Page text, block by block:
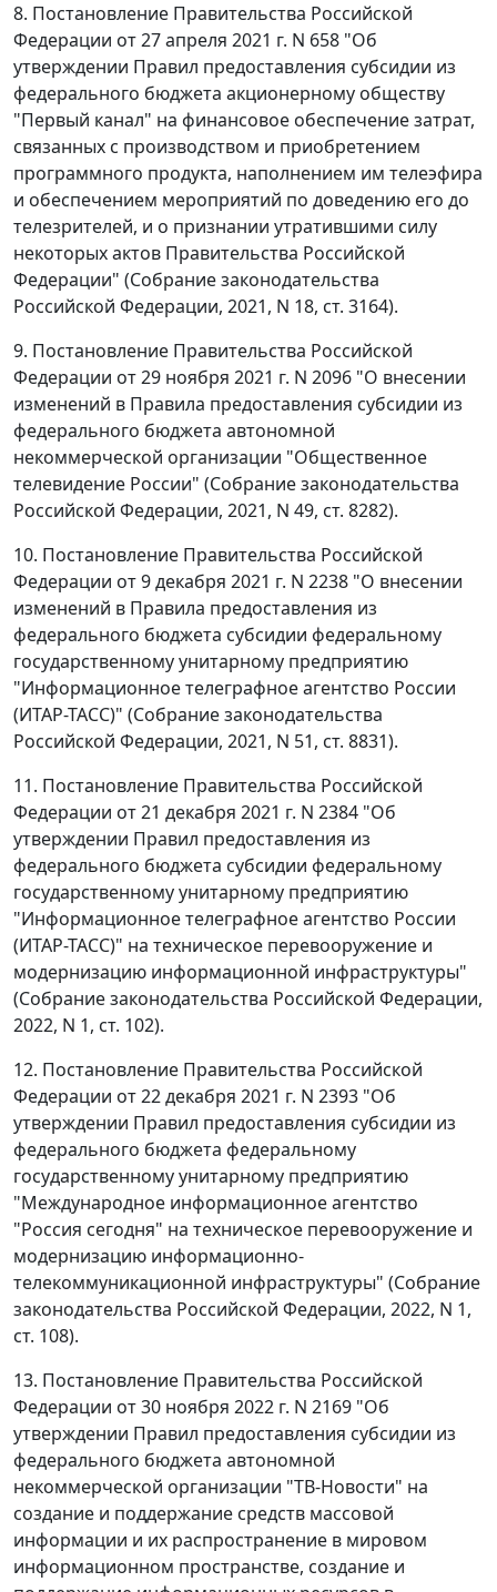
8. Постановление Правительства Российской
Федерации от 27 апреля 2021 г. N 658 "Об
утверждении Правил предоставления субсидии из
федерального бюджета акционерному обществу
"Первый канал" на финансовое обеспечение затрат,
связанных с производством и приобретением
программного продукта, наполнением им телеэфира
и обеспечением мероприятий по доведению его до
телезрителей, и о признании утратившими силу
некоторых актов Правительства Российской
Федерации" (Собрание законодательства
Российской Федерации, 2021, N 18, ст. 3164).
9. Постановление Правительства Российской
Федерации от 29 ноября 2021 г. N 2096 "О внесении
изменений в Правила предоставления субсидии из
федерального бюджета автономной
некоммерческой организации "Общественное
телевидение России" (Собрание законодательства
Российской Федерации, 2021, N 49, ст. 8282).
10. Постановление Правительства Российской
Федерации от 9 декабря 2021 г. N 2238 "О внесении
изменений в Правила предоставления из
федерального бюджета субсидии федеральному
государственному унитарному предприятию
"Информационное телеграфное агентство России
(ИТАР-ТАСС)" (Собрание законодательства
Российской Федерации, 2021, N 51, ст. 8831).
11. Постановление Правительства Российской
Федерации от 21 декабря 2021 г. N 2384 "Об
утверждении Правил предоставления из
федерального бюджета субсидии федеральному
государственному унитарному предприятию
"Информационное телеграфное агентство России
(ИТАР-ТАСС)" на техническое перевооружение и
модернизацию информационной инфраструктуры"
(Собрание законодательства Российской Федерации,
2022, N 1, ст. 102).
12. Постановление Правительства Российской
Федерации от 22 декабря 2021 г. N 2393 "Об
утверждении Правил предоставления субсидии из
федерального бюджета федеральному
государственному унитарному предприятию
"Международное информационное агентство
"Россия сегодня" на техническое перевооружение и
модернизацию информационно-
телекоммуникационной инфраструктуры" (Собрание
законодательства Российской Федерации, 2022, N 1,
ст. 108).
13. Постановление Правительства Российской
Федерации от 30 ноября 2022 г. N 2169 "Об
утверждении Правил предоставления субсидии из
федерального бюджета автономной
некоммерческой организации "ТВ-Новости" на
создание и поддержание средств массовой
информации и их распространение в мировом
информационном пространстве, создание и